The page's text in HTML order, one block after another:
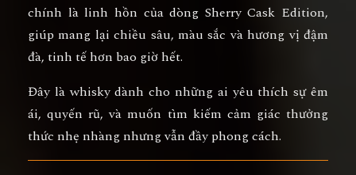
chính là linh hồn của dòng Sherry Cask Edition,
giúp mang lạichiều sâu, màu sắc và hương vị đậm
đà, tinh tế hơn bao giờ hết.
Đây là whisky dành cho những ai yêu thích sự êm
ái, quyến rũ, và muốn tìm kiếm cảm giác thưởng
thức nhẹ nhàng nhưng vẫn đầy phong cách.